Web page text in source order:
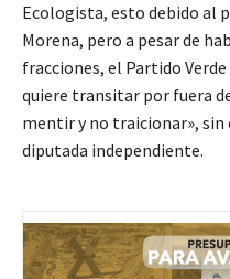
Ecologista, esto debido al
Morena, pero a pesar de
fracciones, el Partido
quiere transitar por fuera
mentir y no traicionar»,
diputada independiente.